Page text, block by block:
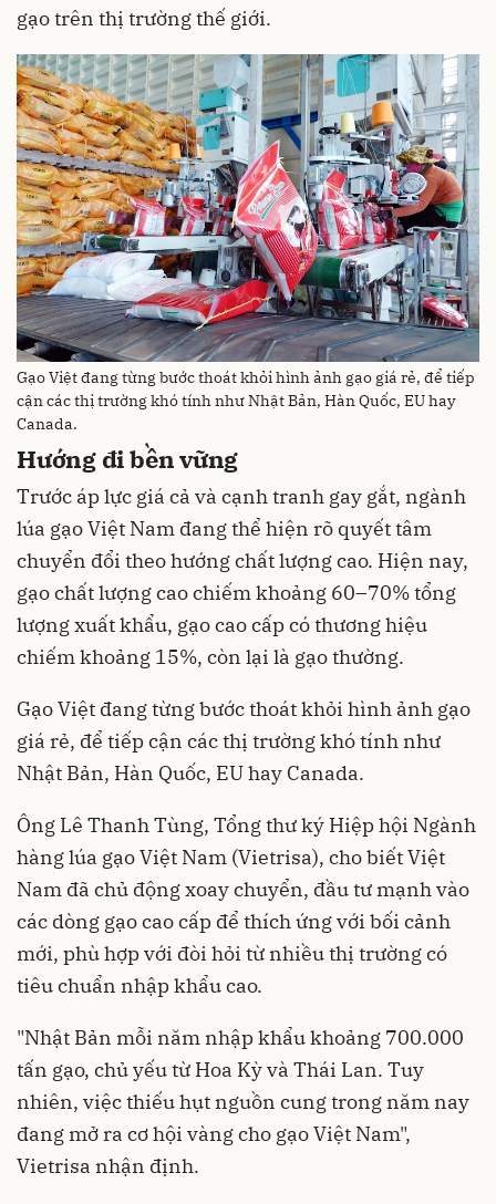
gạo trên thị trường thế giới.
Gạo Việt đang từng bước thoát khỏi hình ảnh gạo giá rẻ, để tiếp
cận các thị trường khó tính như Nhật Bản, Hàn Quốc, EU hay
Canada.
Hướng đi bền vững
Trước áp lực giá cả và cạnh tranh gay gắt, ngành
lúa gạo Việt Nam đang thể hiện rõ quyết tâm
chuyển đổi theo hướng chất lượng cao. Hiện nay,
gạo chất lượng cao chiếm khoảng 60–70% tổng
lượng xuất khẩu, gạo cao cấp có thương hiệu
chiếm khoảng 15%, còn lại là gạo thường.
Gạo Việt đang từng bước thoát khỏi hình ảnh gạo
giá rẻ, để tiếp cận các thị trường khó tính như
Nhật Bản, Hàn Quốc, EU hay Canada.
Ông Lê Thanh Tùng, Tổng thư ký Hiệp hội Ngành
hàng lúa gạo Việt Nam (Vietrisa), cho biết Việt
Nam đã chủ động xoay chuyển, đầu tư mạnh vào
các dòng gạo cao cấp để thích ứng với bối cảnh
mới, phù hợp với đòi hỏi từ nhiều thị trường có
tiêu chuẩn nhập khẩu cao.
"Nhật Bản mỗi năm nhập khẩu khoảng 700.000
tấn gạo, chủ yếu từ Hoa Kỳ và Thái Lan. Tuy
nhiên, việc thiếu hụt nguồn cung trong năm nay
đang mở ra cơ hội vàng cho gạo Việt Nam",
Vietrisa nhận định.